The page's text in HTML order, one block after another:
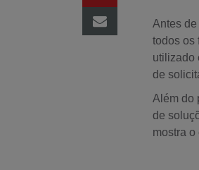
Antes
todos os
utilizado
de
Além do
de
mostra